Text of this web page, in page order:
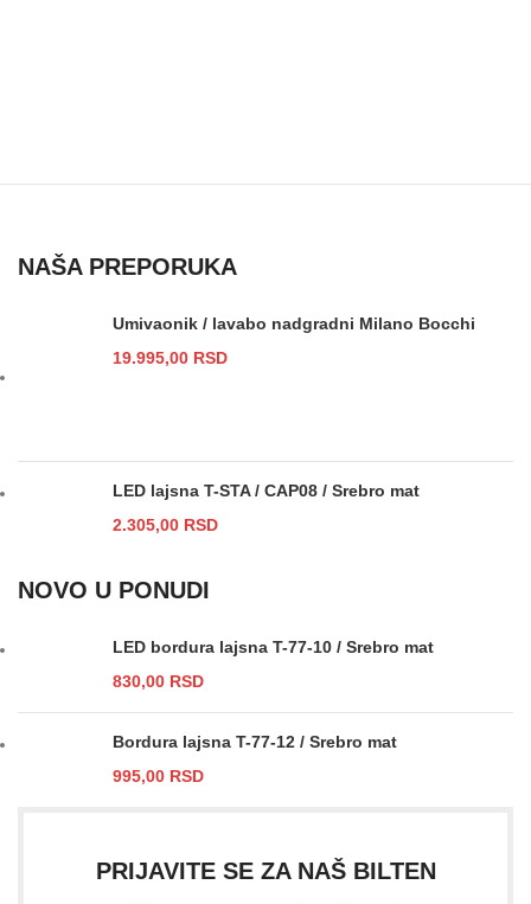
NAŠA PREPORUKA
Umivaonik / lavabo nadgradni Milano Bocchi
19.995,00 RSD
LED lajsna T-STA / CAP08 / Srebro mat
2.305,00 RSD
NOVO U PONUDI
LED bordura lajsna T-77-10 / Srebro mat
830,00 RSD
Bordura lajsna T-77-12 / Srebro mat
995,00 RSD
PRIJAVITE SE ZA NAŠ BILTEN